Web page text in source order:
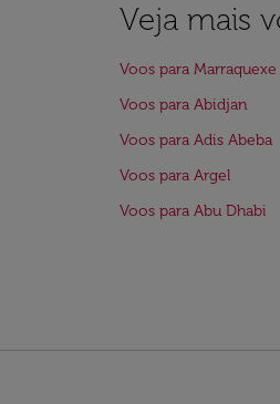
Veja mais
Voos para Marraquexe
Voos para Abidjan
Voos para Adis Abeba
Voos para Argel
Voos para Abu Dhabi